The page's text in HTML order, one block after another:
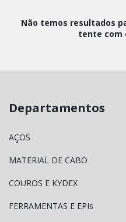
Não temos resultados
tente com
Departamentos
AÇOS
MATERIAL DE CABO
COUROS E KYDEX
FERRAMENTAS E EPIs